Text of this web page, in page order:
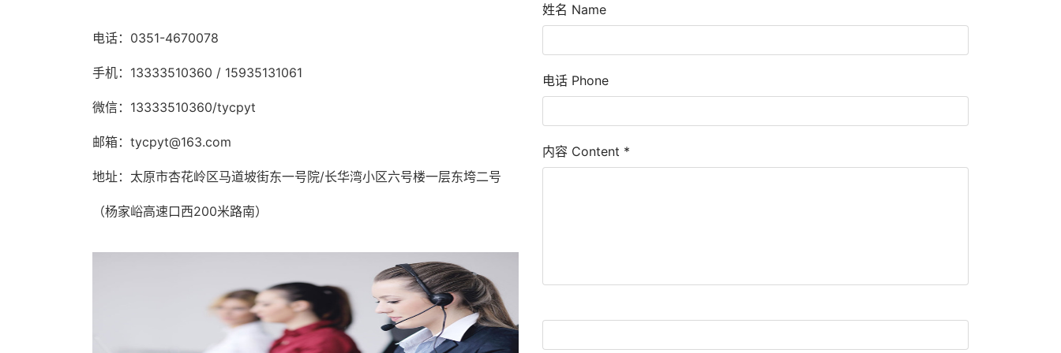
电话：0351-4670078
手机：13333510360 / 15935131061
微信：13333510360/tycpyt
邮箱：tycpyt@163.com
地址：太原市杏花岭区马道坡街东一号院/长华湾小区六号楼一层东垮二号
（杨家峪高速口西200米路南）
姓名 Name
电话 Phone
内容 Content *